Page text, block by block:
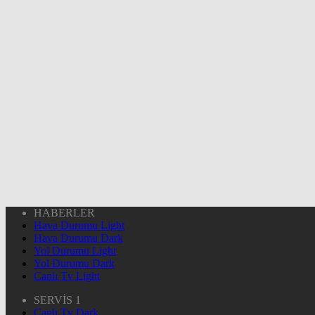
HABERLER
Hava Durumu Light
Hava Durumu Dark
Yol Durumu Light
Yol Durumu Dark
Canlı Tv Light
SERVİS 1
Canlı Tv Dark